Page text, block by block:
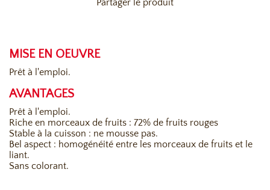
Partager le produit
MISE EN OEUVRE
Prêt à l'emploi.
AVANTAGES
Prêt à l'emploi.
Riche en morceaux de fruits : 72% de fruits rouges
Stable à la cuisson : ne mousse pas.
Bel aspect : homogénéité entre les morceaux de fruits et le
liant.
Sans colorant.